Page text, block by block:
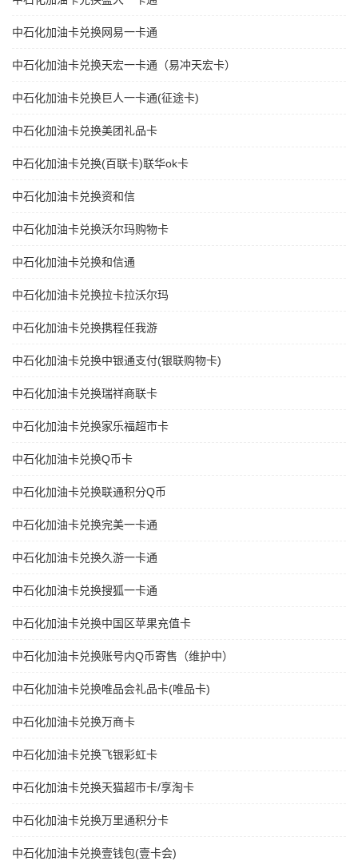
中石化加油卡兑换网易一卡通
中石化加油卡兑换天宏一卡通（易冲天宏卡）
中石化加油卡兑换巨人一卡通(征途卡)
中石化加油卡兑换美团礼品卡
中石化加油卡兑换(百联卡)联华ok卡
中石化加油卡兑换资和信
中石化加油卡兑换沃尔玛购物卡
中石化加油卡兑换和信通
中石化加油卡兑换拉卡拉沃尔玛
中石化加油卡兑换携程任我游
中石化加油卡兑换中银通支付(银联购物卡)
中石化加油卡兑换瑞祥商联卡
中石化加油卡兑换家乐福超市卡
中石化加油卡兑换Q币卡
中石化加油卡兑换联通积分Q币
中石化加油卡兑换完美一卡通
中石化加油卡兑换久游一卡通
中石化加油卡兑换搜狐一卡通
中石化加油卡兑换中国区苹果充值卡
中石化加油卡兑换账号内Q币寄售（维护中）
中石化加油卡兑换唯品会礼品卡(唯品卡)
中石化加油卡兑换万商卡
中石化加油卡兑换飞银彩虹卡
中石化加油卡兑换天猫超市卡/享淘卡
中石化加油卡兑换万里通积分卡
中石化加油卡兑换壹钱包(壹卡会)